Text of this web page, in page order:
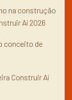
na construção
Aí 2026
conceito de
Construir Aí